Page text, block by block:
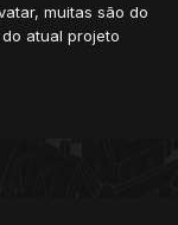
muitas são do
atual projeto